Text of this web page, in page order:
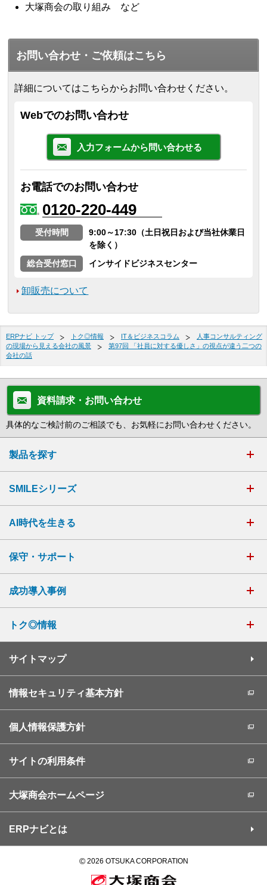
大塚商会の取り組み など
お問い合わせ・ご依頼はこちら
詳細についてはこちらからお問い合わせください。
Webでのお問い合わせ
入力フォームから問い合わせる
お電話でのお問い合わせ
0120-220-449
受付時間
9:00～17:30（土日祝日および当社休業日
を除く）
総合受付窓口
インサイドビジネスセンター
卸販売について
ERPナビ トップ トク◎情報 IT＆ビジネスコラム
人事コンサルティング
の現場から見える会社の風景
第97回 「社員に対する優しさ」の視点が違う二つの
会社の話
資料請求・お問い合わせ
具体的なご検討前のご相談でも、お気軽にお問い合わせください。
製品を探す
SMILEシリーズ
AI時代を生きる
保守・サポート
成功導入事例
トク◎情報
サイトマップ
情報セキュリティ基本方針
個人情報保護方針
サイトの利用条件
大塚商会ホームページ
ERPナビとは
©2026 OTSUKA CORPORATION